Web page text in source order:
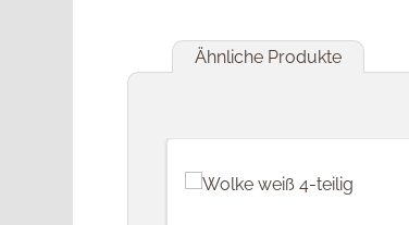
Ähnliche Produkte